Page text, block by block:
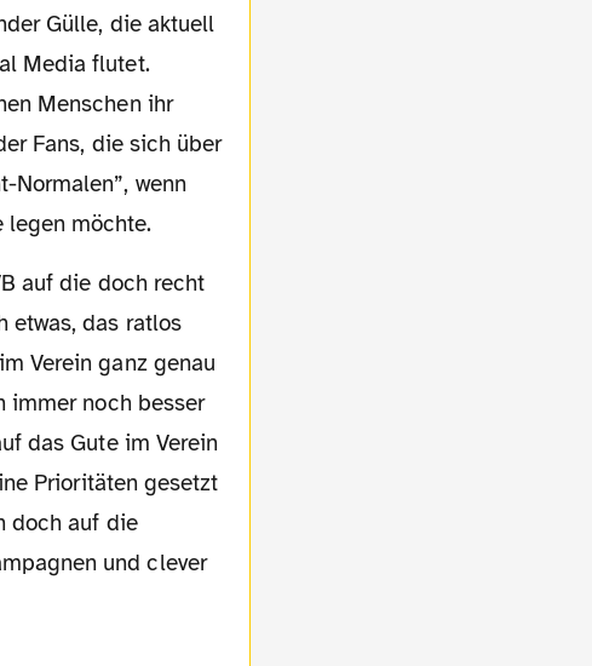
Gülle, die aktuell
Media flutet.
Menschen ihr
Fans, die sich über
Normalen”, wenn
legen möchte.
etwas, das ratlos
Verein ganz genau
immer noch besser
das Gute im Verein
Prioritäten gesetzt
doch auf die
und clever